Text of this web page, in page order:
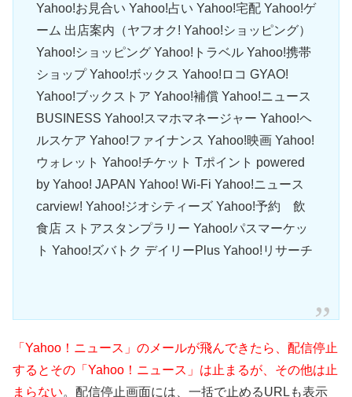
Yahoo!お見合い Yahoo!占い Yahoo!宅配 Yahoo!ゲ
ーム 出店案内（ヤフオク! Yahoo!ショッピング）
Yahoo!ショッピング Yahoo!トラベル Yahoo!携帯
ショップ Yahoo!ボックス Yahoo!ロコ GYAO!
Yahoo!ブックストア Yahoo!補償 Yahoo!ニュース
BUSINESS Yahoo!スマホマネージャー Yahoo!ヘ
ルスケア Yahoo!ファイナンス Yahoo!映画 Yahoo!
ウォレット Yahoo!チケット Tポイント powered
by Yahoo! JAPAN Yahoo! Wi-Fi Yahoo!ニュース
carview! Yahoo!ジオシティーズ Yahoo!予約 飲
食店 ストアスタンプラリー Yahoo!パスマーケッ
ト Yahoo!ズバトク デイリーPlus Yahoo!リサーチ
「Yahoo！ニュース」のメールが飛んできたら、配信停止
するとその「Yahoo！ニュース」は止まるが、その他は止
まらない。配信停止画面には、一括で止めるURLも表示